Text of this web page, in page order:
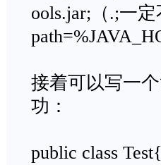
ools.jar;（.;一
接着可以写一
功：
public class Test{